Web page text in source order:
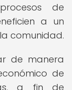
de
a un
comunidad.
de manera
de
a fin de